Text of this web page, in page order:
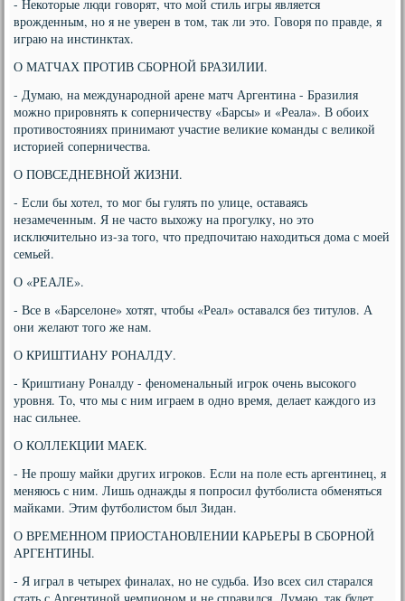
- Некоторые люди говорят, что мой стиль игры является
врожденным, но я не уверен в том, так ли это. Говоря по правде, я
играю на инстинктах.
О МАТЧАХ ПРОТИВ СБОРНОЙ БРАЗИЛИИ.
- Думаю, на международной арене матч Аргентина - Бразилия
можно прировнять к соперничеству «Барсы» и «Реала». В обоих
противостояниях принимают участие великие команды с великой
историей соперничества.
О ПОВСЕДНЕВНОЙ ЖИЗНИ.
- Если бы хотел, то мог бы гулять по улице, оставаясь
незамеченным. Я не часто выхожу на прогулку, но это
исключительно из-за того, что предпочитаю находиться дома с моей
семьей.
О «РЕАЛЕ».
- Все в «Барселоне» хотят, чтобы «Реал» оставался без титулов. А
они желают того же нам.
О КРИШТИАНУ РОНАЛДУ.
- Криштиану Роналду - феноменальный игрок очень высокого
уровня. То, что мы с ним играем в одно время, делает каждого из
нас сильнее.
О КОЛЛЕКЦИИ МАЕК.
- Не прошу майки других игроков. Если на поле есть аргентинец, я
меняюсь с ним. Лишь однажды я попросил футболиста обменяться
майками. Этим футболистом был Зидан.
О ВРЕМЕННОМ ПРИОСТАНОВЛЕНИИ КАРЬЕРЫ В СБОРНОЙ
АРГЕНТИНЫ.
- Я играл в четырех финалах, но не судьба. Изо всех сил старался